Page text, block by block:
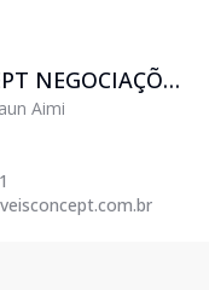
NEGOCIAÇÕES
Aimi